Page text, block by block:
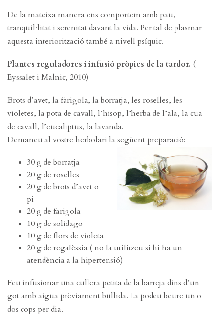
De la mateixa manera ens comportem amb pau,
tranquil·litat i serenitat davant la vida. Per tal de plasmar
aquesta interiorització també a nivell psíquic.
Plantes reguladores i infusió pròpies de la tardor. (
Eyssalet i Malnic, 2010)
Brots d’avet, la farigola, la borratja, les roselles, les
violetes, la pota de cavall, l’hisop, l’herba de l’ala, la cua
de cavall, l’eucaliptus, la lavanda.
Demaneu al vostre herbolari la següent preparació:
30 g de borratja
20 g de roselles
20 g de brots d’avet o
pi
20 g de farigola
10 g de solidago
10 g de flors de violeta
20 g de regalèssia ( no la utilitzeu si hi ha un
atendència a la hipertensió)
Feu infusionar una cullera petita de la barreja dins d’un
got amb aigua prèviament bullida. La podeu beure un o
dos cops per dia.